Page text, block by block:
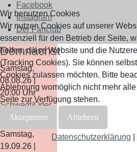
Facebook
Instagram
Der Fanclub
Demnächst
Samstag,
08.08.26|
20:00Uhr
Schwedt/Oder
Samstag,
19.09.26
Wir benutzen Cookies
Wir nutzen Cookies auf unserer
essenziell für den Betrieb der Seite,
helfen, diese Website und die
(Tracking Cookies). Sie können
Cookies zulassen möchten. Bitte
Ablehnung womöglich nicht mehr
Seite zur Verfügung stehen.
Akzeptieren Ablehnen
Datenschutzerklärung